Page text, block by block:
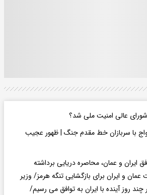
عالی امنیت ملی شد؟
با سربازان خط مقدم جنگ | ظهور عجیب
ایران و عمان، محاصره دریایی برداشته
و ایران برای بازگشایی تنگه هرمز/ وزیر
چند روز آینده با ایران به توافق می رسیم/